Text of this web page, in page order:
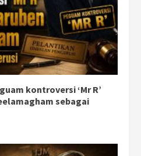
kontroversi ‘Mr R’
sebagai